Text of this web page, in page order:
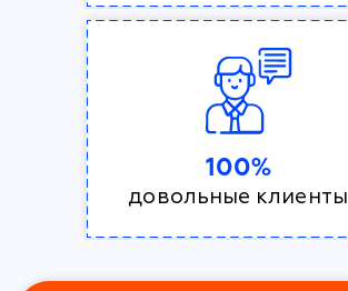
100%
довольные клиенты